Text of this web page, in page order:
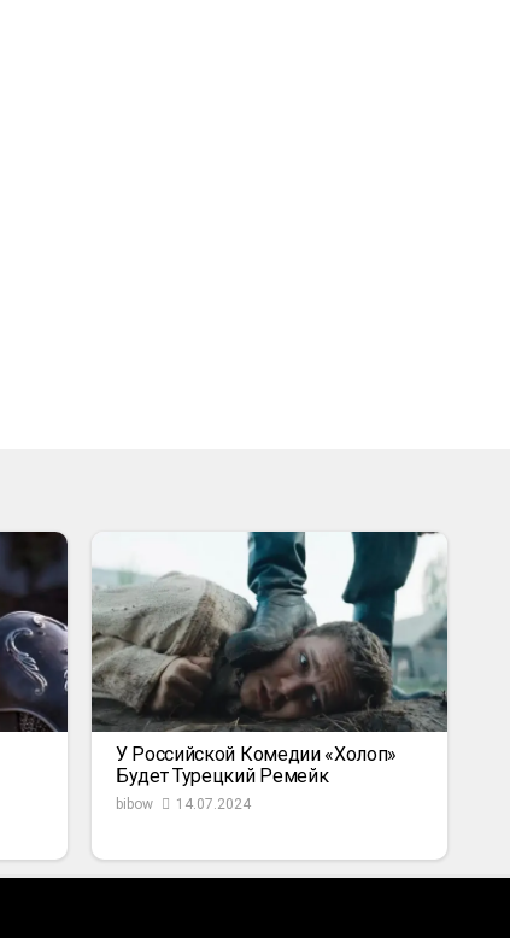
У Российской Комедии «Холоп»
Будет Турецкий Ремейк
bibow 14.07.2024